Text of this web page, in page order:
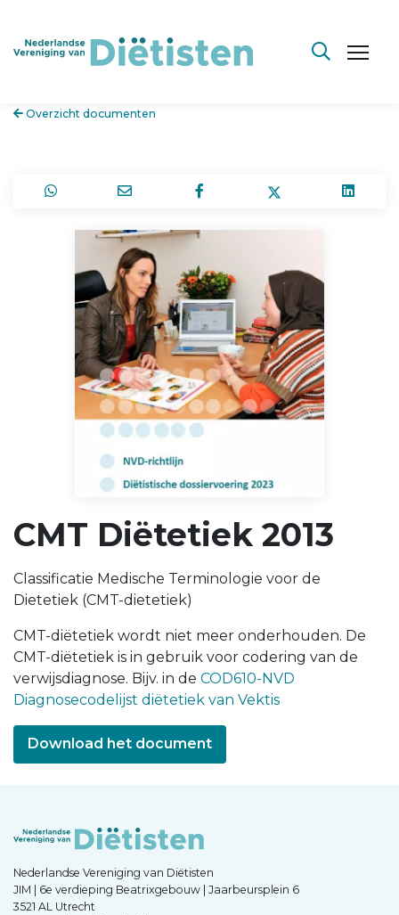
Overzicht documenten
CMT Diëtetiek 2013
Classificatie Medische Terminologie voor de
Dietetiek (CMT-dietetiek)
CMT-diëtetiek wordt niet meer onderhouden. De
CMT-diëtetiek is in gebruik voor codering van de
verwijsdiagnose. Bijv. in de COD610-NVD
Diagnosecodelijst diëtetiek van Vektis
Download het document
Nederlandse Vereniging van Diëtisten
JIM | 6e verdieping Beatrixgebouw | Jaarbeursplein 6
3521 AL Utrecht